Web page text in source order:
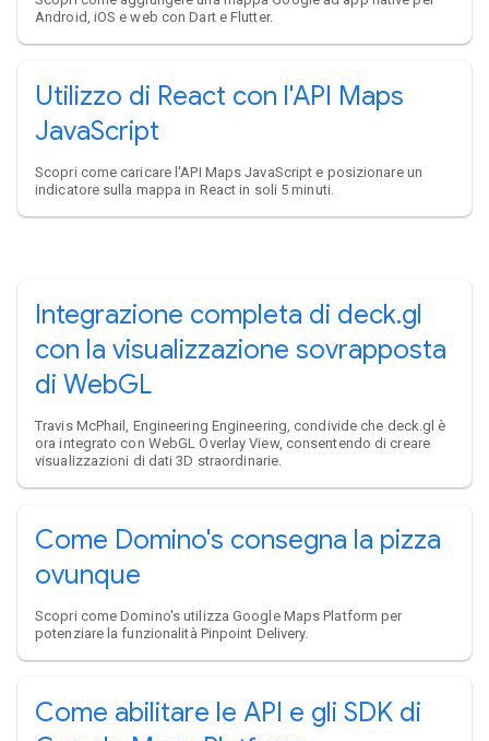
Android, iOS e web con Dart e Flutter.
Utilizzo di React con l'API Maps
JavaScript
Scopri come caricare l'API Maps JavaScript e posizionare un
indicatore sulla mappa in React in soli 5 minuti.
Integrazione completa di deck.gl
con la visualizzazione sovrapposta
di WebGL
Travis McPhail, Engineering Engineering, condivide che deck.gl è
ora integrato con WebGL Overlay View, consentendo di creare
visualizzazioni di dati 3D straordinarie.
Come Domino's consegna la pizza
ovunque
Scopri come Domino's utilizza Google Maps Platform per
potenziare la funzionalità Pinpoint Delivery.
Come abilitare le API e gli SDK di